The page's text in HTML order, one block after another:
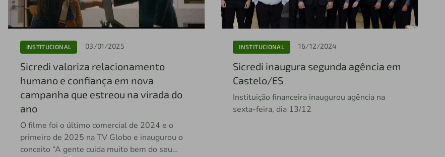
INSTITUCIONAL 03/01/2025
Sicredi valoriza relacionamento
humano e confiança em nova
campanha que estreou na virada do
ano
O filme foi o último comercial de 2024 e o
primeiro de 2025 na TV Globo e inaugurou o
conceito “A gente cuida muito bem do seu
INSTITUCIONAL 16/12/2024
Sicredi inaugura segunda agência em
Castelo/ES
Instituição financeira inaugurou agência na
sexta-feira, dia 13/12